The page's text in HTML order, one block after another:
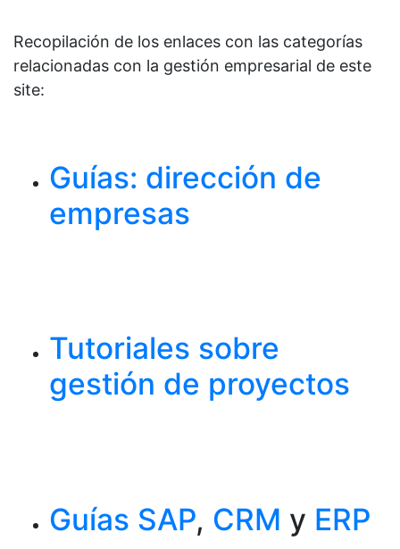
Recopilación de los enlaces con las categorías
relacionadas con la gestión empresarial de este
site:
Guías: dirección de
empresas
Tutoriales sobre
gestión de proyectos
Guías SAP, CRM y ERP